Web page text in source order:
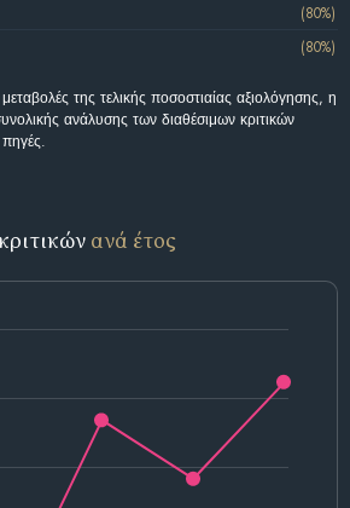
(80%)
(80%)
της τελικής ποσοστιαίας αξιολόγησης, η
ανάλυσης των διαθέσιμων κριτικών
ανά έτος